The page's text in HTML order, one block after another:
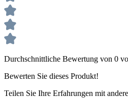
Durchschnittliche Bewertung von 0
Bewerten Sie dieses Produkt!
Teilen Sie Ihre Erfahrungen mit